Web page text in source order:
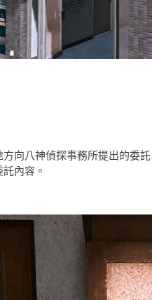
向八神偵探事務所提出的委
內容。